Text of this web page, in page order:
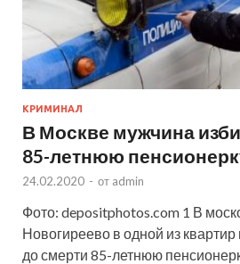
КРИМИНАЛ
В Москве мужчина
85-летнюю
24.02.2020 - от admin
Фото: depositphotos.com 1 В
Новогиреево в одной из
до смерти 85-летнюю